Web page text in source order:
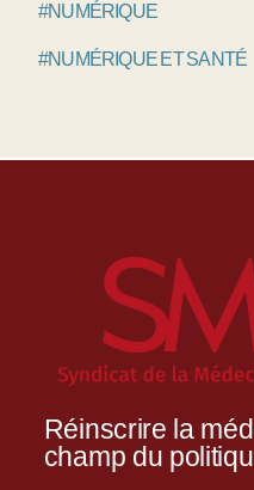
#NUMÉRIQUE
#NUMÉRIQUE ET SANTÉ
Réinscrire la
champ du